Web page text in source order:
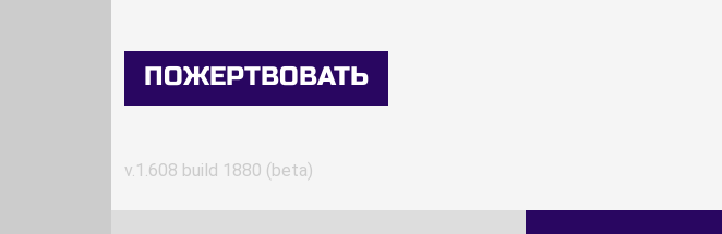
ПОЖЕРТВОВАТЬ
v.1.608 build 1880 (beta)